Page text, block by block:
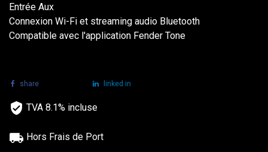
Entrée Aux
Connexion Wi-Fi et streaming audio Bluetooth
Compatible avec l'application Fender Tone
share linked in
TVA 8.1% incluse
Hors Frais de Port